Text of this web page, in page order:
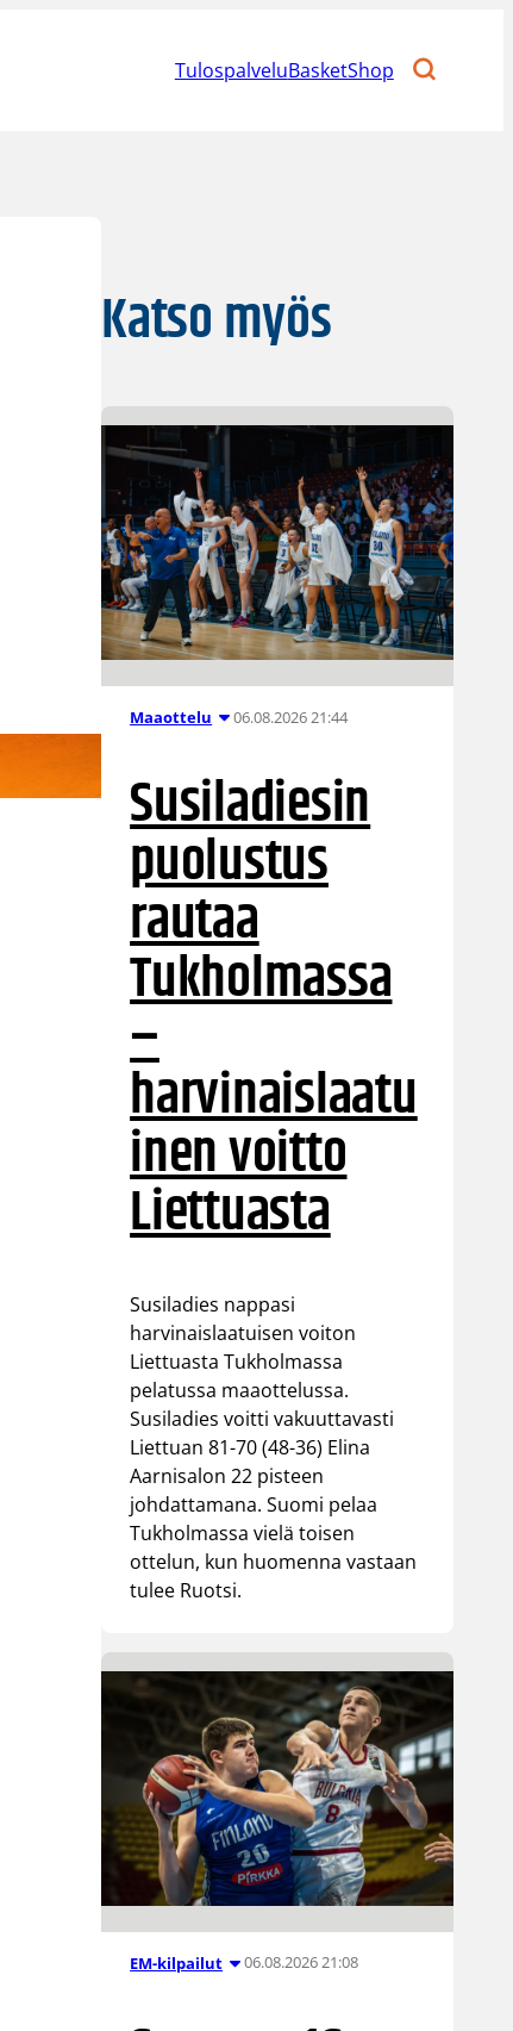
TulospalveluBasketShop
Katso myös
Maaottelu 06.08.2026 21:44
Susiladiesin
puolustus
rautaa
Tukholmassa
–
harvinaislaatu
inen voitto
Liettuasta
Susiladies nappasi
harvinaislaatuisen voiton
Liettuasta Tukholmassa
pelatussa maaottelussa.
Susiladies voitti vakuuttavasti
Liettuan 81-70 (48-36) Elina
Aarnisalon 22 pisteen
johdattamana. Suomi pelaa
Tukholmassa vielä toisen
ottelun, kun huomenna vastaan
tulee Ruotsi.
EM-kilpailut 06.08.2026 21:08